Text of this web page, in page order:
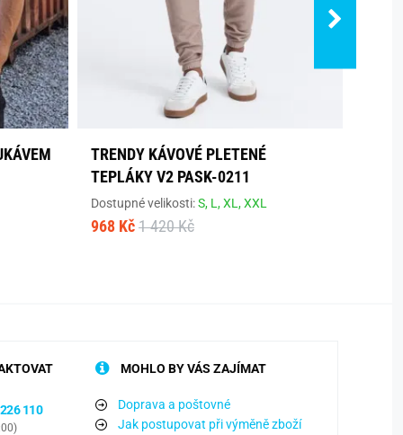
TRENDY KÁVOVÉ PLETENÉ
TEPLÁKY V2 PASK-0211
Dostupné velikosti:S, L,XL,XXL
968 Kč 1 420 Kč
110
MOHLO BY VÁS ZAJÍMAT
Doprava a poštovné
Jak postupovat při výměně zboží